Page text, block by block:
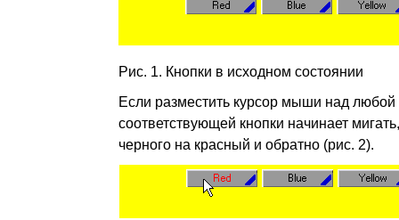
Рис. 1. Кнопки в исходном состоянии
Если разместить курсор мыши над любой
соответствующей кнопки начинает
черного на красный и обратно (рис. 2).